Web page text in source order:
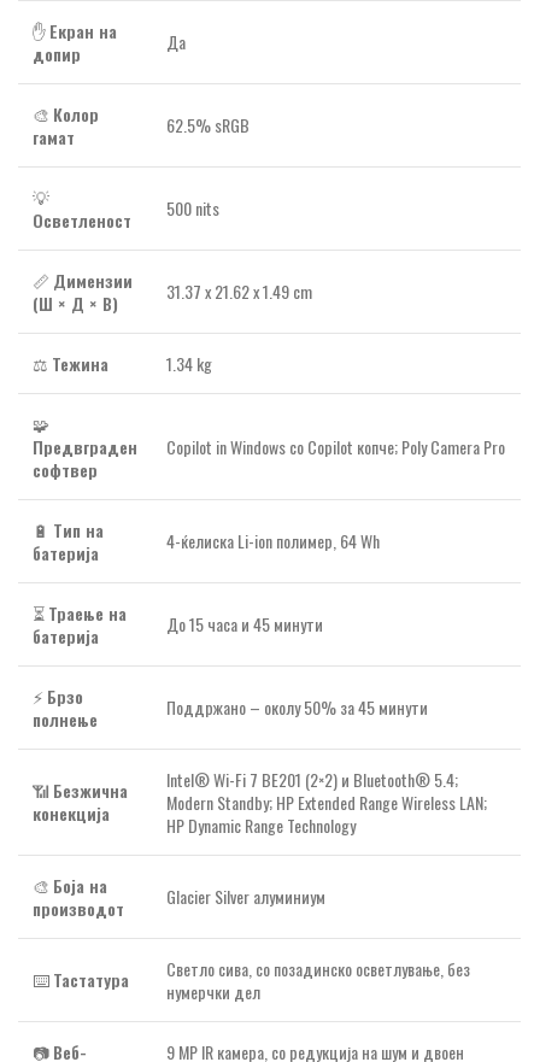
✋Екран на
допир
Да
🎨 Колор
гамат
62.5% sRGB
💡
Осветленост
500 nits
📏 Димензии
(Ш × Д × В)
31.37 x 21.62 x 1.49 cm
⚖️ Тежина 1.34 kg
🧩
Предвграден
софтвер
Copilot in Windows со Copilot копче; Poly Camera Pro
🔋 Тип на
батерија
4-ќелиска Li-ion полимер, 64 Wh
⏳Траење на
батерија
До 15 часа и 45 минути
⚡ Брзо
полнење
Поддржано – околу 50% за 45 минути
📶 Безжична
конекција
Intel® Wi-Fi 7 BE201 (2×2) и Bluetooth® 5.4;
Modern Standby; HP Extended Range Wireless LAN;
HP Dynamic Range Technology
🎨 Боја на
производот
Glacier Silver алуминиум
⌨️Тастатура
Светло сива, со позадинско осветлување, без
нумерчки дел
📷Веб-
9 MP IR камера, со редукција на шум и двоен